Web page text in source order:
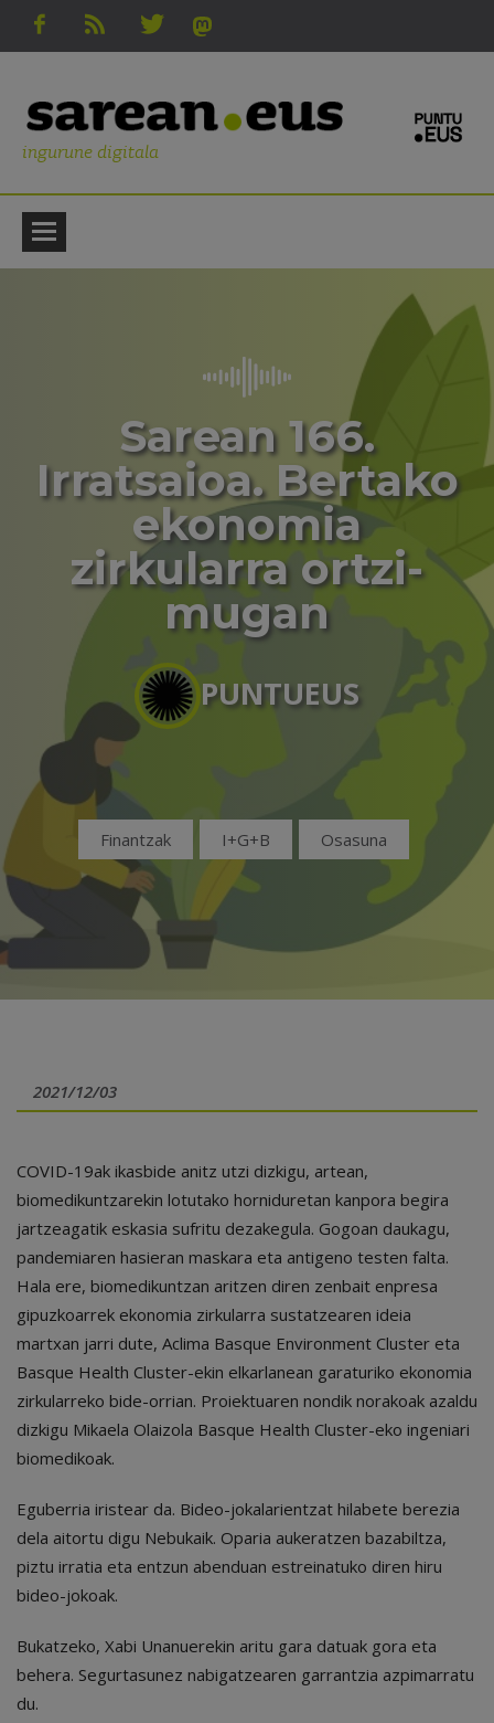
ingurune digitala
Sarean 166.
Irratsaioa. Bertako
ekonomia
zirkularra ortzi-
mugan
PUNTUEUS
Finantzak I+G+B Osasuna
2021/12/03
COVID-19ak ikasbide anitz utzi dizkigu, artean,
biomedikuntzarekin lotutako horniduretan kanpora begira
jartzeagatik eskasia sufritu dezakegula. Gogoan daukagu,
pandemiaren hasieran maskara eta antigeno testen falta.
Hala ere, biomedikuntzan aritzen diren zenbait enpresa
gipuzkoarrek ekonomia zirkularra sustatzearen ideia
martxan jarri dute, Aclima Basque Environment Cluster eta
Basque Health Cluster-ekin elkarlanean garaturiko ekonomia
zirkularreko bide-orrian. Proiektuaren nondik norakoak azaldu
dizkigu Mikaela Olaizola Basque Health Cluster-eko ingeniari
biomedikoak.
Eguberria iristear da. Bideo-jokalarientzat hilabete berezia
dela aitortu digu Nebukaik. Oparia aukeratzen bazabiltza,
piztu irratia eta entzun abenduan estreinatuko diren hiru
bideo-jokoak.
Bukatzeko, Xabi Unanuerekin aritu gara datuak gora eta
behera. Segurtasunez nabigatzearen garrantzia azpimarratu
du.